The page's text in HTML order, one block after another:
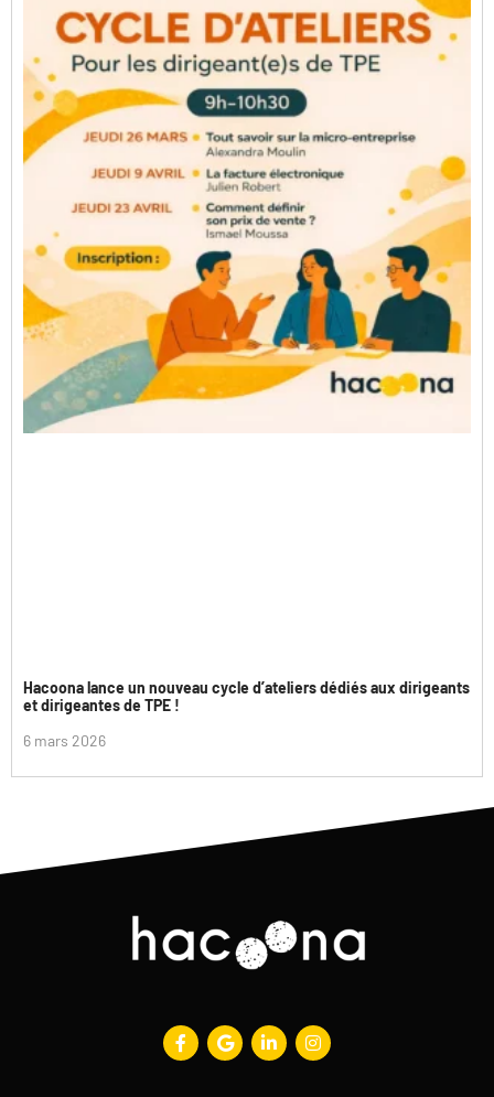
Hacoona lance un nouveau cycle d’ateliers dédiés aux dirigeants
et dirigeantes de TPE !
6 mars 2026